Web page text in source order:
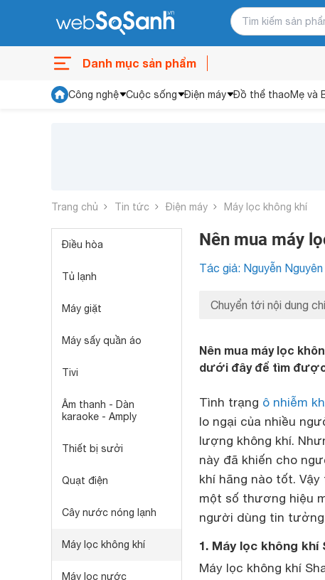
Danh mục sản phẩm
Công nghệ Cuộc sống Điện máy Đồ thể thaoMẹ và
Trang chủ Tin tức Điện máy Máy lọc không khí
Điều hòa
Tủ lạnh
Máy giặt
Máy sấy quần áo
Tivi
Âm thanh - Dàn
karaoke - Amply
Thiết bị sưởi
Quạt điện
Cây nước nóng lạnh
Máy lọc không khí
Máy lọc nước
Nên mua máy
Tác giả: Nguyễn Nguyên
Chuyển tới nội dung
Nên mua máy lọc
dưới đây để tìm được
Tình trạng ô nhiễm
lo ngại của nhiều
lượng không khí.
này đã khiến cho
khí hãng nào tốt.
một số thương hiệu
người dùng tin
1. Máy lọc không khí
Máy lọc không khí